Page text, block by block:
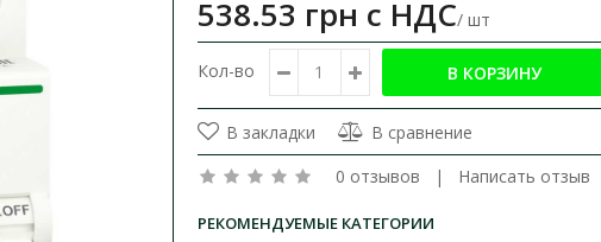
538.53 грн с НДС/ шт
Кол-во
В закладки
В сравнение
0 отзывов | Написать отзыв
РЕКОМЕНДУЕМЫЕ КАТЕГОРИИ